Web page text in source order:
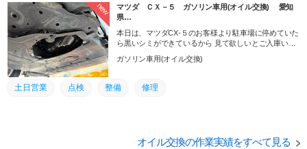
new
マツダ ＣＸ－５ ガソリン車用(オイル交換) 愛知
県…
本日は、マツダCX-５のお客様より駐車場に停めていた
ら黒いシミができているから 見て欲しいとご入庫いた
ガソリン車用(オイル交換)
土日営業 点検 整備 修理
オイル交換の作業実績をすべて見る